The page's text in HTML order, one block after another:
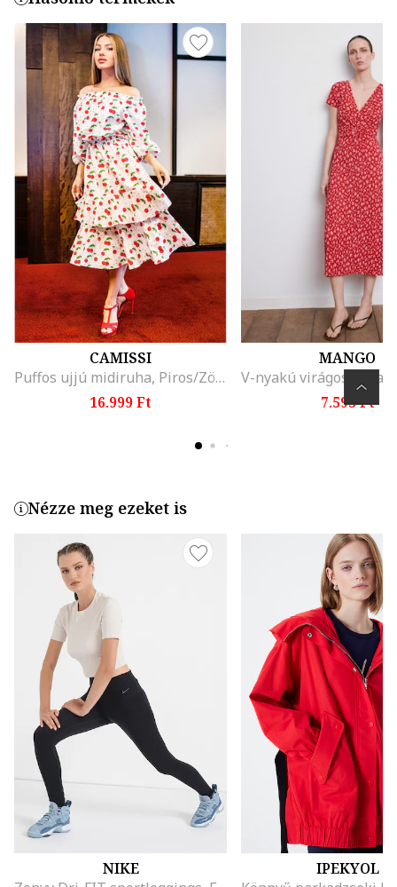
CAMISSI
Puffos ujjú midiruha, Piros/Zöld/Fehér
16.999 Ft
MANGO
7.595 Ft
Nézze meg ezeket is
NIKE
IPEKYOL